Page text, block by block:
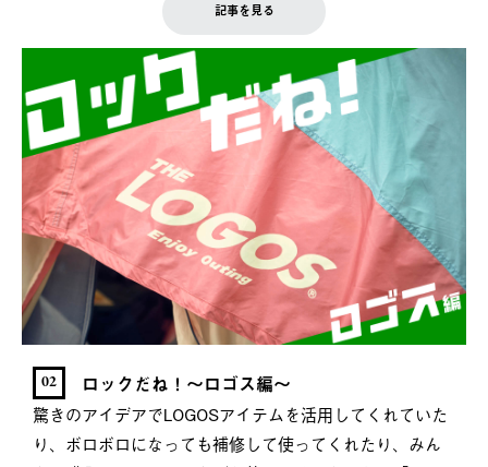
記事を見る
02 ロックだね！～ロゴス編～
驚きのアイデアでLOGOSアイテムを活用してくれていた
り、ボロボロになっても補修して使ってくれたり、みん